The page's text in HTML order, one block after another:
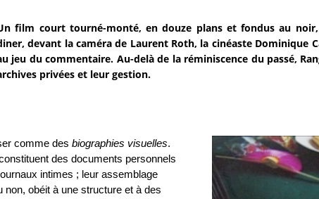
film court tourné-monté, en douze plans et fondus au
devant la caméra de Laurent Roth, la cinéaste Dominique
jeu du commentaire. Au-delà de la réminiscence du passé,
privées et leur gestion.
comme des biographies visuelles.
des documents personnels
intimes ; leur assemblage
non, obéit à une structure et à des